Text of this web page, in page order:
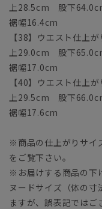
上28.5cm 股下
裾幅16.4cm
【38】ウエスト仕
上29.0cm 股下
裾幅17.0cm
【40】ウエスト仕
上29.5cm 股下
裾幅17.6cm
※商品の仕上がりサイ
をご覧下さい。
※お届けする商品の下
ヌードサイズ（体の寸
ますが、誤表記ではご